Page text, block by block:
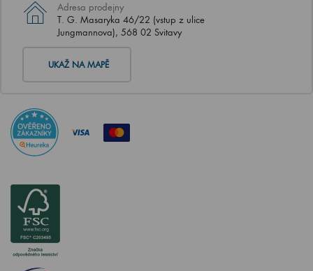
Adresa prodejny
T. G. Masaryka 46/22 (vstup z ulice
Jungmannova), 568 02 Svitavy
UKAŽ NA MAPĚ